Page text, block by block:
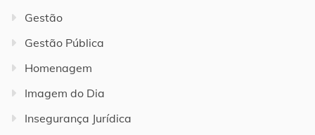
Gestão
Gestão Pública
Homenagem
Imagem do Dia
Insegurança Jurídica